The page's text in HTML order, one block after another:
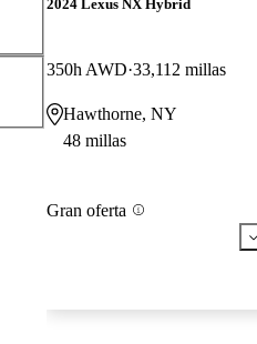
2024 Lexus NX Hybrid
350h AWD 33,112 millas
Hawthorne, NY
48 millas
Gran oferta